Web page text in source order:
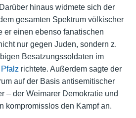
hinaus widmete sich der
gesamten Spektrum völkischer
er einen ebenso fanatischen
nur gegen Juden, sondern z.
Besatzungssoldaten im
Pfalzrichtete. Außerdem sagte der
auf der Basis antisemitischer
– der Weimarer Demokratie und
kompromisslos den Kampf an.